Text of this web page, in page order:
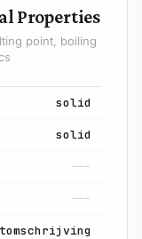
Properties
point, boiling
solid
solid
---
---